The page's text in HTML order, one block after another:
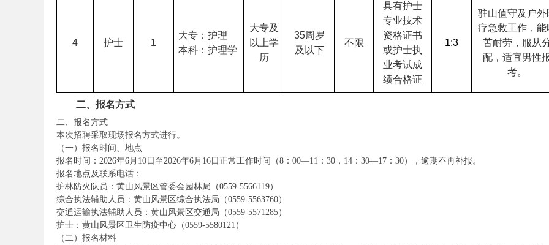
4 护士 1
大专：护理
本科：护理学
大专及
以上学
历
35周岁
及以下
不限
具有护士
专业技术
资格证书
或护士执
业考试成
绩合格证
1:3
驻山值守及户外
疗急救工作，能
苦耐劳，服从
配，适宜男性
考。
二、报名方式
二、报名方式
本次招聘采取现场报名方式进行。
（一）报名时间、地点
报名时间：2026年6月10日至2026年6月16日正常工作时间（8：00—11：30，14：30—17：30），逾期不再补报。
报名地点及联系电话：
护林防火队员：黄山风景区管委会园林局（0559-5566119）
综合执法辅助人员：黄山风景区综合执法局（0559-5563760）
交通运输执法辅助人员：黄山风景区交通局（0559-5571285）
护士：黄山风景区卫生防疫中心（0559-5580121）
（二）报名材料